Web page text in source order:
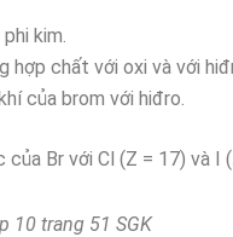
kim.
hợp chất với oxi và với
của brom với hiđro.
Br với Cl (Z = 17) và I
10 trang 51 SGK